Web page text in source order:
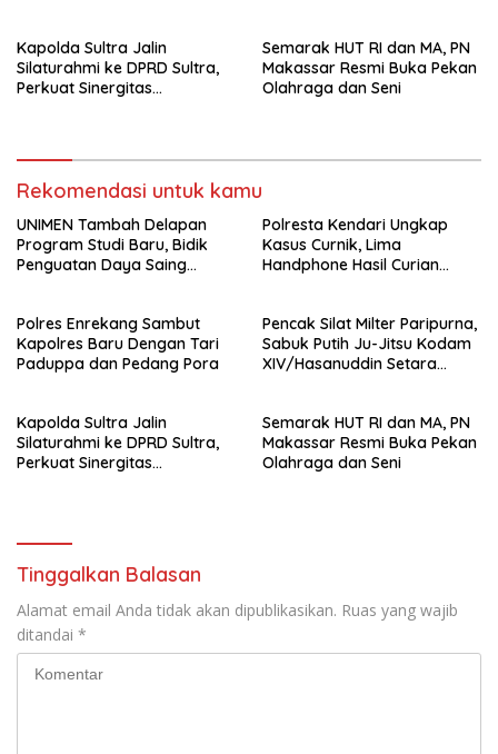
Kapolda Sultra Jalin
Silaturahmi ke DPRD Sultra,
Perkuat Sinergitas
Semarak HUT RI dan MA, PN
Makassar Resmi Buka Pekan
Olahraga dan Seni
Rekomendasi untuk kamu
UNIMEN Tambah Delapan
Program Studi Baru, Bidik
Penguatan Daya Saing
Polresta Kendari Ungkap
Kasus Curnik, Lima
Handphone Hasil Curian
Polres Enrekang Sambut
Kapolres Baru Dengan Tari
Paduppa dan Pedang Pora
Pencak Silat Milter Paripurna,
Sabuk Putih Ju-Jitsu Kodam
XIV/Hasanuddin Setara
Kapolda Sultra Jalin
Silaturahmi ke DPRD Sultra,
Perkuat Sinergitas
Semarak HUT RI dan MA, PN
Makassar Resmi Buka Pekan
Olahraga dan Seni
Tinggalkan Balasan
Alamat email Anda tidak akan dipublikasikan. Ruas yang wajib
ditandai *